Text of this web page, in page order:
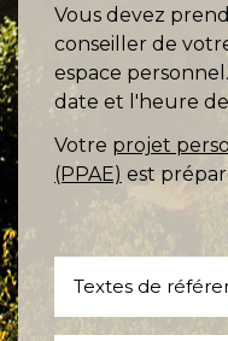
Vous devez
conseiller de
espace
date et l'heure
Votre projet
(PPAE) est
Textes de